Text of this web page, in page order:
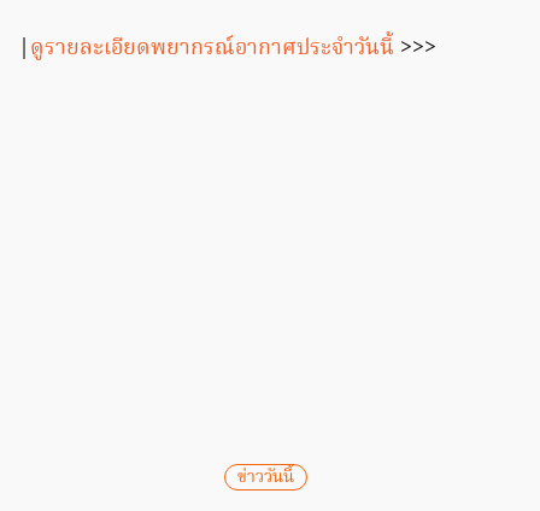
|ดูรายละเอียดพยากรณ์อากาศประจำวันนี้ >>>
ข่าววันนี้